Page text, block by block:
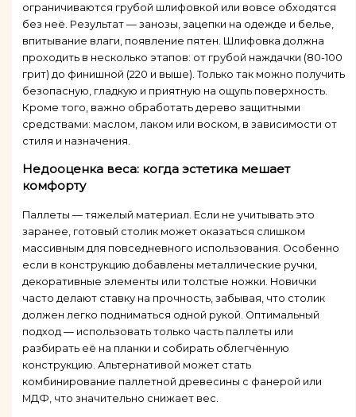
ограничиваются грубой шлифовкой или вовсе обходятся
без неё. Результат — занозы, зацепки на одежде и белье,
впитывание влаги, появление пятен. Шлифовка должна
проходить в несколько этапов: от грубой наждачки (80-100
грит) до финишной (220 и выше). Только так можно получить
безопасную, гладкую и приятную на ощупь поверхность.
Кроме того, важно обработать дерево защитными
средствами: маслом, лаком или воском, в зависимости от
стиля и назначения.
Недооценка веса: когда эстетика мешает
комфорту
Паллеты — тяжелый материал. Если не учитывать это
заранее, готовый столик может оказаться слишком
массивным для повседневного использования. Особенно
если в конструкцию добавлены металлические ручки,
декоративные элементы или толстые ножки. Новички
часто делают ставку на прочность, забывая, что столик
должен легко подниматься одной рукой. Оптимальный
подход — использовать только часть паллеты или
разбирать её на планки и собирать облегчённую
конструкцию. Альтернативой может стать
комбинирование паллетной древесины с фанерой или
МДФ, что значительно снижает вес.